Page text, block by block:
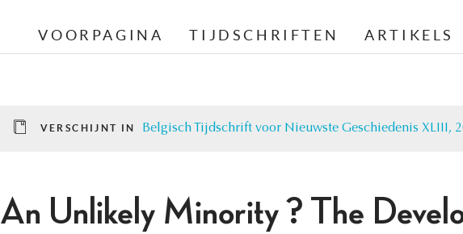
VOORPAGINA TIJDSCHRIFTEN ARTIKELS
VERSCHIJNT IN Belgisch Tijdschrift voor Nieuwste Geschiedenis XLIII,
An Unlikely Minority ? The